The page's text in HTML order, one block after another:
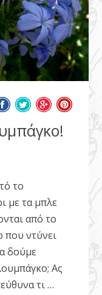
το
με τα μπλε
από το
που ντύνει
δούμε
Ας
τι …